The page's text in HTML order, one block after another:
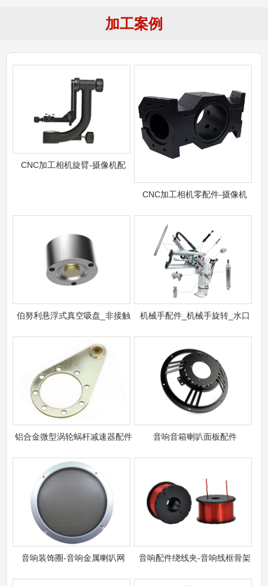
加工案例
CNC加工相机旋臂-摄像机配
CNC加工相机零配件-摄像机
伯努利悬浮式真空吸盘_非接触 机械手配件_机械手旋转_水口
铝合金微型涡轮蜗杆减速器配件 音响音箱喇叭面板配件
音响装饰圈​-音响金属喇叭网 音响配件绕线夹-音响线框骨架